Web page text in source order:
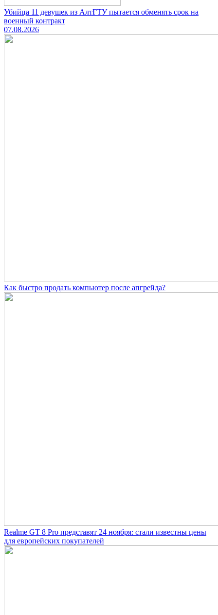
Убийца 11 девушек из АлтГТУ пытается обменять срок на
военный контракт
07.08.2026
Как быстро продать компьютер после апгрейда?
Realme GT 8 Pro представят 24 ноября: стали известны цены
для европейских покупателей